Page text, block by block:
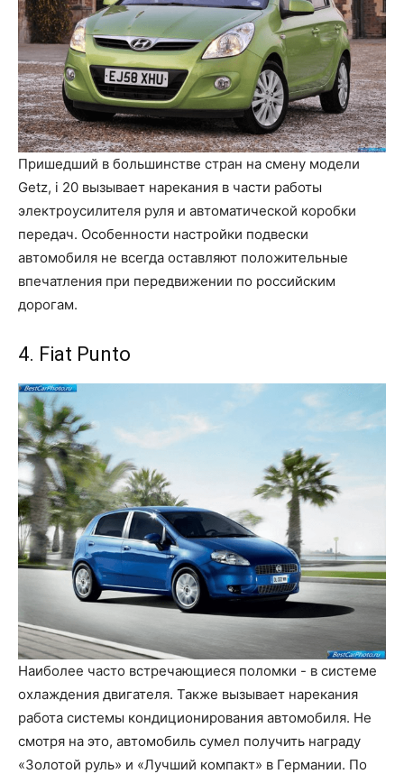
Пришедший в большинстве стран на смену модели
Getz, i 20 вызывает нарекания в части работы
электроусилителя руля и автоматической коробки
передач. Особенности настройки подвески
автомобиля не всегда оставляют положительные
впечатления при передвижении по российским
дорогам.
4. Fiat Punto
Наиболее часто встречающиеся поломки - в системе
охлаждения двигателя. Также вызывает нарекания
работа системы кондиционирования автомобиля. Не
смотря на это, автомобиль сумел получить награду
«Золотой руль» и «Лучший компакт» в Германии. По